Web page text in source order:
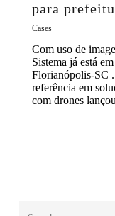
para
Cases
Com uso de
Sistema já está
Florianópolis-SC
referência em
com drones